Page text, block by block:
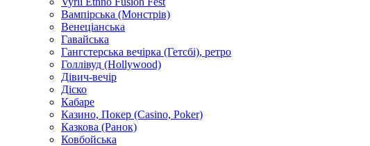
Вампірська (Монстрів)
Венеціанська
Гавайська
Гангстерська вечірка (Гетсбі), ретро
Голлівуд (Hollywood)
Дівич-вечір
Діско
Кабаре
Казино, Покер (Casino, Poker)
Казкова (Ранок)
Ковбойська